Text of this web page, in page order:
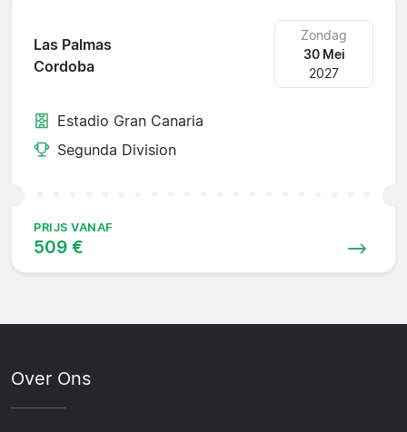
Las Palmas
Cordoba
Zondag
30 Mei
2027
Estadio Gran Canaria
Segunda Division
PRIJS VANAF
509 €
Over Ons